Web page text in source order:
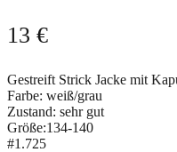
13 €
Gestreift Strick Jacke mit
Farbe: weiß/grau
Zustand: sehr gut
Größe:134-140
#1.725